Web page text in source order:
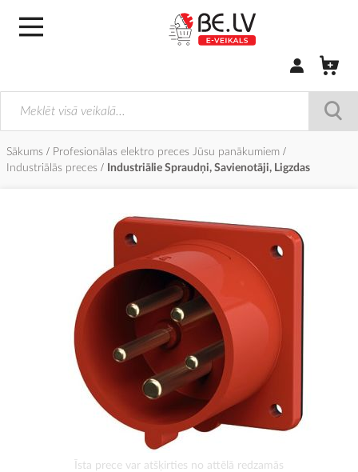
Pierakstīties/
Sākums
Profesionālas elektro preces Jūsu panākumiem
Industriālās preces
Industriālie Spraudņi, Savienotāji, Ligzdas
Īsta prece var atšķirties no attēlā redzamās